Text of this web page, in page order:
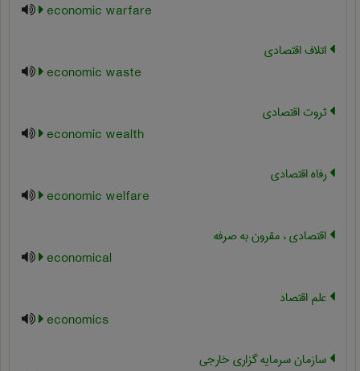
economic warfare
اتلاف اقتصادی
economic waste
ثروت اقتصادی
economic wealth
رفاه اقتصادی
economic welfare
اقتصادی ، مقرون به صرفه
economical
علم اقتصاد
economics
سازمان سرمایه گزاری خارجی